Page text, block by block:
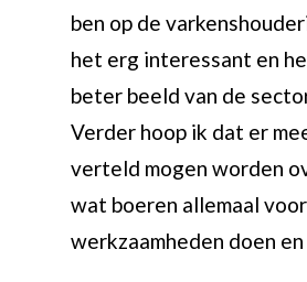
ben op de
het erg interessant en
beter beeld van de
Verder hoop ik dat er
verteld mogen worden
wat boeren allemaal voor
werkzaamheden doen en